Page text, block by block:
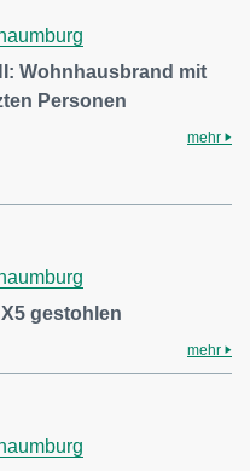
Wohnhausbrand mit
Personen
mehr
gestohlen
mehr